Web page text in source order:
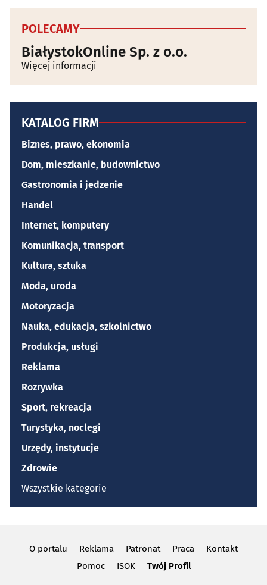
POLECAMY
BiałystokOnline Sp. z o.o.
Więcej informacji
KATALOG FIRM
Biznes, prawo, ekonomia
Dom, mieszkanie, budownictwo
Gastronomia i jedzenie
Handel
Internet, komputery
Komunikacja, transport
Kultura, sztuka
Moda, uroda
Motoryzacja
Nauka, edukacja, szkolnictwo
Produkcja, usługi
Reklama
Rozrywka
Sport, rekreacja
Turystyka, noclegi
Urzędy, instytucje
Zdrowie
Wszystkie kategorie
O portalu Reklama Patronat Praca
Kontakt
Pomoc
ISOK Twój Profil